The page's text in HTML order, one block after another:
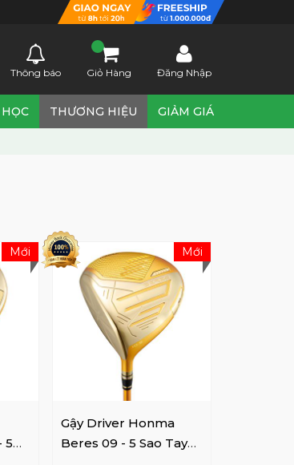
Thông báo Giỏ Hàng Đăng Nhập
THƯƠNG HIỆU GIẢM GIÁ
5
Mới
Gậy Driver Honma
Beres 09 - 5 Sao Tay
Mới